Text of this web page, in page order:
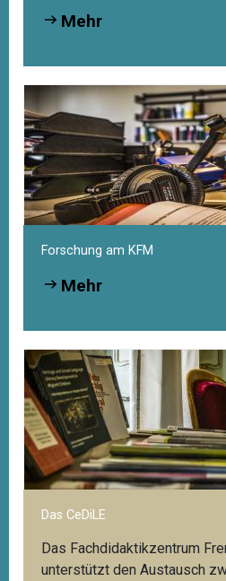
Mehr
Forschung am KFM
Mehr
Das CeDiLE
Das Fachdidaktikzentrum
unterstützt den Austausch